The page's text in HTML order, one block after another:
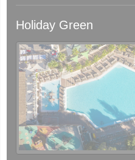
Holiday Green